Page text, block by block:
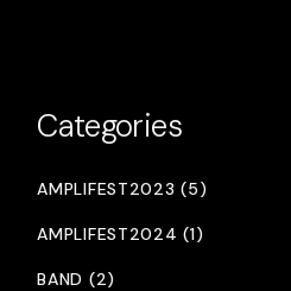
Categories
AMPLIFEST2023 (5)
AMPLIFEST2024 (1)
BAND (2)